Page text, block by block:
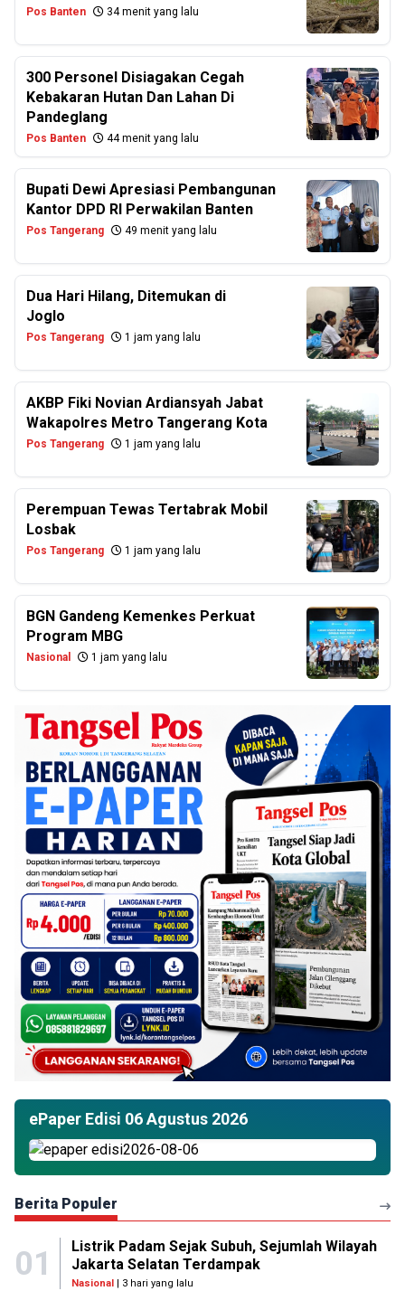
Pos Banten 34 menit yang lalu
300 Personel Disiagakan Cegah
Kebakaran Hutan Dan Lahan Di
Pandeglang
Pos Banten 44 menit yang lalu
Bupati Dewi Apresiasi Pembangunan
Kantor DPD RI Perwakilan Banten
Pos Tangerang 49 menit yang lalu
Dua Hari Hilang, Ditemukan di
Joglo
Pos Tangerang 1 jam yang lalu
AKBP Fiki Novian Ardiansyah Jabat
Wakapolres Metro Tangerang Kota
Pos Tangerang 1 jam yang lalu
Perempuan Tewas Tertabrak Mobil
Losbak
Pos Tangerang 1 jam yang lalu
BGN Gandeng Kemenkes Perkuat
Program MBG
Nasional 1 jam yang lalu
ePaper Edisi 06 Agustus 2026
Berita Populer
01
Listrik Padam Sejak Subuh, Sejumlah Wilayah
Jakarta Selatan Terdampak
Nasional| 3 hari yang lalu